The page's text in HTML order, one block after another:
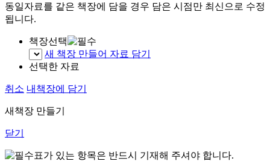
동일자료를 같은 책장에 담을 경우 담은 시점만 최신으로 수정
됩니다.
책장선택
새 책장 만들어 자료 담기
선택한 자료
취소 내책장에 담기
새책장 만들기
닫기
표가 있는 항목은 반드시 기재해 주셔야 합니다.